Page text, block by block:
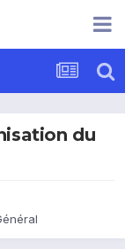
du